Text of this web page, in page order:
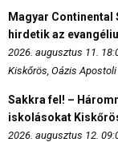
Magyar
hirdetik az
2026. augusztus 11.
Kiskőrös, Oázis
Sakkra fel! –
iskolásokat
2026. augusztus 12.